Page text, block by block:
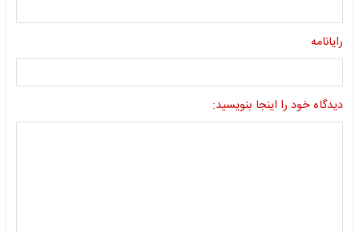
رایانامه
دیدگاه خود را اینجا بنویسید: